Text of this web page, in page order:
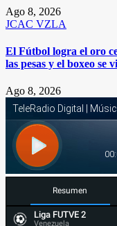
Ago 8, 2026
JCAC VZLA
El Fútbol logra el oro
las pesas y el boxeo se
Ago 8, 2026
Resumen
Liga FUTVE 2
Venezuela